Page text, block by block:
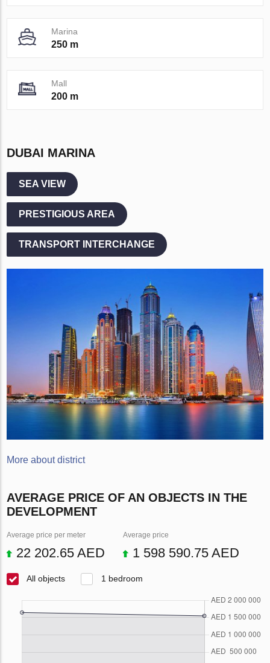
Marina
250 m
Mall
200 m
DUBAI MARINA
SEA VIEW
PRESTIGIOUS AREA
TRANSPORT INTERCHANGE
More about district
AVERAGE PRICE OF AN OBJECTS IN THE
DEVELOPMENT
Average price per meter
22 202.65 AED
Average price
1 598 590.75 AED
All objects 1 bedroom